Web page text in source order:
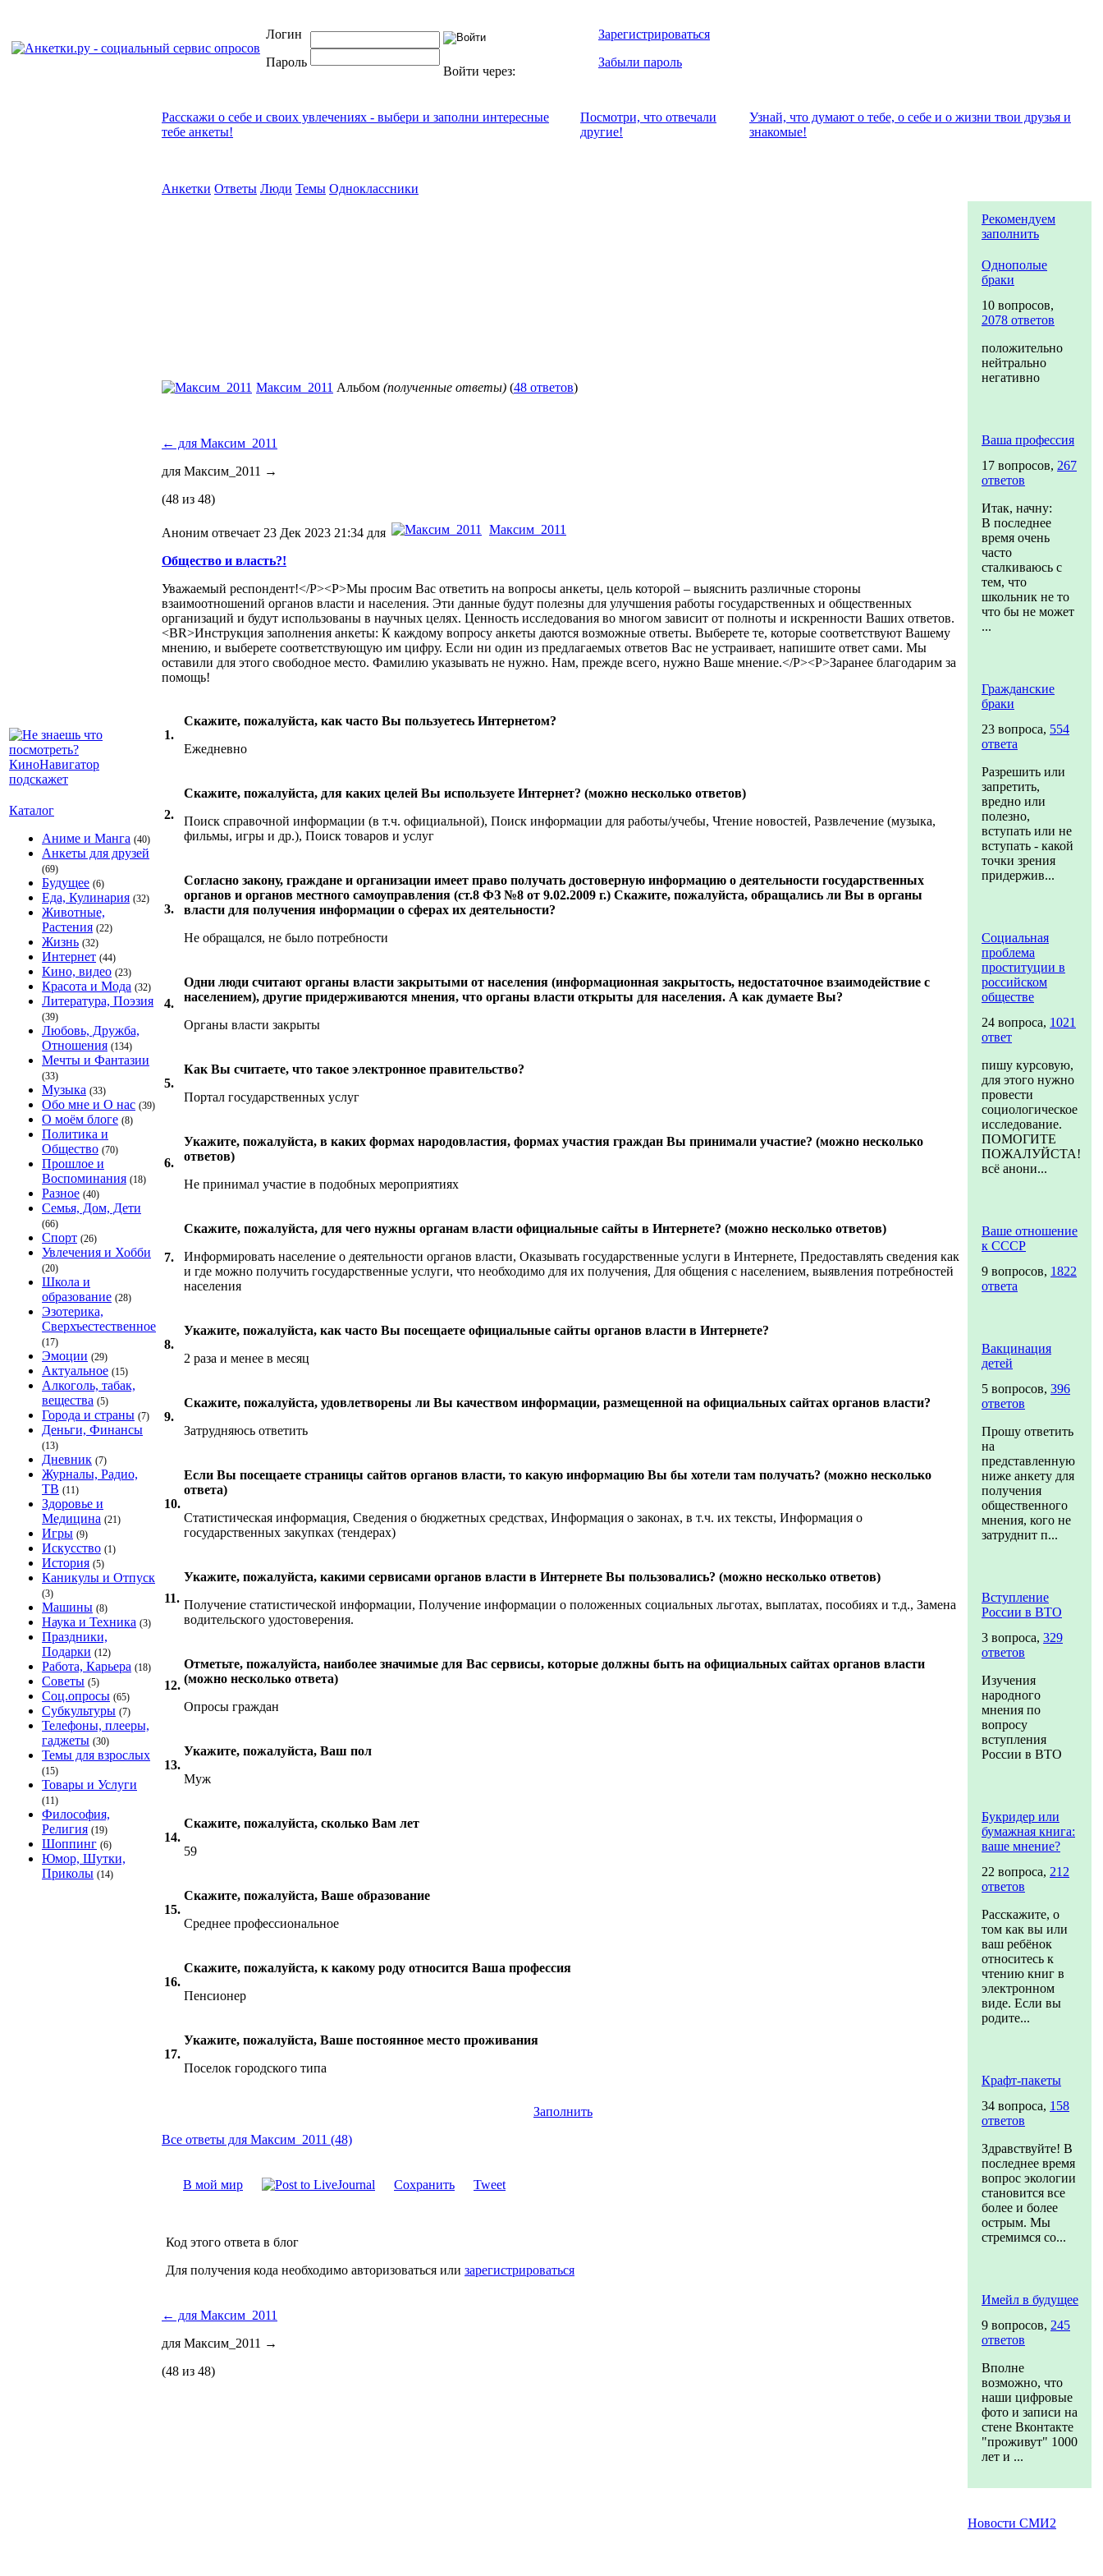
Логин
Пароль
Войти через:
Зарегистрироваться
Забыли пароль
Каталог
Аниме и Манга (40)
Анкеты для друзей
(69)
Будущее (6)
Еда, Кулинария (32)
Животные,
Растения (22)
Жизнь (32)
Интернет (44)
Кино, видео (23)
Красота и Мода (32)
Литература, Поэзия
(39)
Любовь, Дружба,
Отношения (134)
Мечты и Фантазии
(33)
Музыка (33)
Обо мне и О нас (39)
О моём блоге (8)
Политика и
Общество (70)
Прошлое и
Воспоминания (18)
Разное (40)
Семья, Дом, Дети
(66)
Спорт (26)
Увлечения и Хобби
(20)
Школа и
образование (28)
Эзотерика,
Сверхъестественное
(17)
Эмоции (29)
Актуальное (15)
Алкоголь, табак,
вещества (5)
Города и страны (7)
Деньги, Финансы
(13)
Дневник (7)
Журналы, Радио,
ТВ (11)
Здоровье и
Медицина (21)
Игры (9)
Искусство (1)
История (5)
Каникулы и Отпуск
(3)
Машины (8)
Наука и Техника (3)
Праздники,
Подарки (12)
Работа, Карьера (18)
Советы (5)
Соц.опросы (65)
Субкультуры (7)
Телефоны, плееры,
гаджеты (30)
Темы для взрослых
(15)
Товары и Услуги
(11)
Философия,
Религия (19)
Шоппинг (6)
Юмор, Шутки,
Приколы (14)
Расскажи о себе и своих увлечениях - выбери и заполни интересные
тебе анкеты!
Посмотри, что отвeчали
другие!
Узнай, что думают о тебе, о себе и о жизни твои друзья и
знакомые!
Анкетки Ответы Люди Темы Одноклассники
Максим_2011 Альбом (полученные ответы) (48 ответов)
← для Максим_2011
для Максим_2011 →
(48 из 48)
Аноним отвечает 23 Дек 2023 21:34 для Максим_2011
Общество и власть?!
Уважаемый респондент!</P><P>Мы просим Вас ответить на вопросы анкеты, цель которой – выяснить различные стороны
взаимоотношений органов власти и населения. Эти данные будут полезны для улучшения работы государственных и общественных
организаций и будут использованы в научных целях. Ценность исследования во многом зависит от полноты и искренности Ваших ответов.
<BR>Инструкция заполнения анкеты: К каждому вопросу анкеты даются возможные ответы. Выберете те, которые соответствуют Вашему
мнению, и выберете соответствующую им цифру. Если ни один из предлагаемых ответов Вас не устраивает, напишите ответ сами. Мы
оставили для этого свободное место. Фамилию указывать не нужно. Нам, прежде всего, нужно Ваше мнение.</P><P>Заранее благодарим за
помощь!
1.
Скажите, пожалуйста, как часто Вы пользуетесь Интернетом?
Ежедневно
2.
Скажите, пожалуйста, для каких целей Вы используете Интернет? (можно несколько ответов)
Поиск справочной информации (в т.ч. официальной), Поиск информации для работы/учебы, Чтение новостей, Развлечение (музыка,
фильмы, игры и др.), Поиск товаров и услуг
3.
Согласно закону, граждане и организации имеет право получать достоверную информацию о деятельности государственных
органов и органов местного самоуправления (ст.8 ФЗ №8 от 9.02.2009 г.) Скажите, пожалуйста, обращались ли Вы в органы
власти для получения информации о сферах их деятельности?
Не обращался, не было потребности
4.
Одни люди считают органы власти закрытыми от населения (информационная закрытость, недостаточное взаимодействие с
населением), другие придерживаются мнения, что органы власти открыты для населения. А как думаете Вы?
Органы власти закрыты
5.
Как Вы считаете, что такое электронное правительство?
Портал государственных услуг
6.
Укажите, пожалуйста, в каких формах народовластия, формах участия граждан Вы принимали участие? (можно несколько
ответов)
Не принимал участие в подобных мероприятиях
7.
Скажите, пожалуйста, для чего нужны органам власти официальные сайты в Интернете? (можно несколько ответов)
Информировать население о деятельности органов власти, Оказывать государственные услуги в Интернете, Предоставлять сведения как
и где можно получить государственные услуги, что необходимо для их получения, Для общения с населением, выявления потребностей
населения
8.
Укажите, пожалуйста, как часто Вы посещаете официальные сайты органов власти в Интернете?
2 раза и менее в месяц
9.
Скажите, пожалуйста, удовлетворены ли Вы качеством информации, размещенной на официальных сайтах органов власти?
Затрудняюсь ответить
10.
Если Вы посещаете страницы сайтов органов власти, то какую информацию Вы бы хотели там получать? (можно несколько
ответа)
Статистическая информация, Сведения о бюджетных средствах, Информация о законах, в т.ч. их тексты, Информация о
государственных закупках (тендерах)
11.
Укажите, пожалуйста, какими сервисами органов власти в Интернете Вы пользовались? (можно несколько ответов)
Получение статистической информации, Получение информации о положенных социальных льготах, выплатах, пособиях и т.д., Замена
водительского удостоверения.
12.
Отметьте, пожалуйста, наиболее значимые для Вас сервисы, которые должны быть на официальных сайтах органов власти
(можно несколько ответа)
Опросы граждан
13.
Укажите, пожалуйста, Ваш пол
Муж
14.
Скажите, пожалуйста, сколько Вам лет
59
15.
Скажите, пожалуйста, Ваше образование
Среднее профессиональное
16.
Скажите, пожалуйста, к какому роду относится Ваша профессия
Пенсионер
17.
Укажите, пожалуйста, Ваше постоянное место проживания
Поселок городского типа
Заполнить
Все ответы для Максим_2011 (48)
В мой мир Сохранить Tweet
Код этого ответа в блог
Для получения кода необходимо авторизоваться или зарегистрироваться
← для Максим_2011
для Максим_2011 →
(48 из 48)
Рекомендуем
заполнить
Однополые
браки
10 вопросов,
2078 ответов
положительно
нейтрально
негативно
Ваша профессия
17 вопросов, 267
ответов
Итак, начну:
В последнее
время очень
часто
сталкиваюсь с
тем, что
школьник не то
что бы не может
...
Гражданские
браки
23 вопроса, 554
ответа
Разрешить или
запретить,
вредно или
полезно,
вступать или не
вступать - какой
точки зрения
придержив...
Социальная
проблема
проституции в
российском
обществе
24 вопроса, 1021
ответ
пишу курсовую,
для этого нужно
провести
социологическое
исследование.
ПОМОГИТЕ
ПОЖАЛУЙСТА!
всё анони...
Ваше отношение
к СССР
9 вопросов, 1822
ответа
Вакцинация
детей
5 вопросов, 396
ответов
Прошу ответить
на
представленную
ниже анкету для
получения
общественного
мнения, кого не
затруднит п...
Вступление
России в ВТО
3 вопроса, 329
ответов
Изучения
народного
мнения по
вопросу
вступления
России в ВТО
Букридер или
бумажная книга:
ваше мнение?
22 вопроса, 212
ответов
Расскажите, о
том как вы или
ваш ребёнок
относитесь к
чтению книг в
электронном
виде. Если вы
родите...
Крафт-пакеты
34 вопроса, 158
ответов
Здравствуйте! В
последнее время
вопрос экологии
становится все
более и более
острым. Мы
стремимся со...
Имейл в будущее
9 вопросов, 245
ответов
Вполне
возможно, что
наши цифровые
фото и записи на
стене Вконтакте
"проживут" 1000
лет и ...
Новости СМИ2